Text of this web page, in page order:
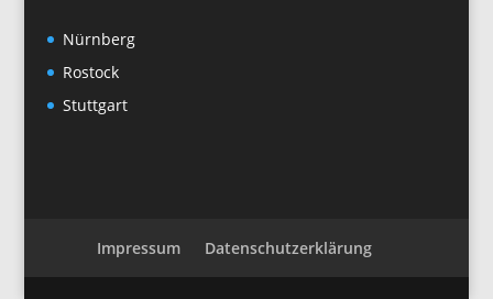
Nürnberg
Rostock
Stuttgart
Impressum Datenschutzerklärung